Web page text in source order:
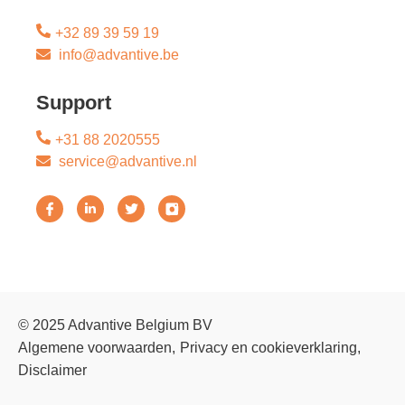
+32 89 39 59 19
info@advantive.be
Support
+31 88 2020555
service@advantive.nl
© 2025 Advantive Belgium BV
Algemene voorwaarden
Privacy en cookieverklaring
Disclaimer